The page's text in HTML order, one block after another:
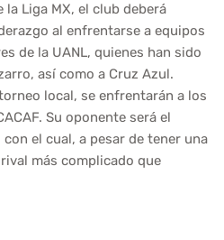
Liga MX, el club deberá
al enfrentarse a equipos
de la UANL, quienes han sido
así como a Cruz Azul.
local, se enfrentarán a los
Su oponente será el
el cual, a pesar de tener una
más complicado que